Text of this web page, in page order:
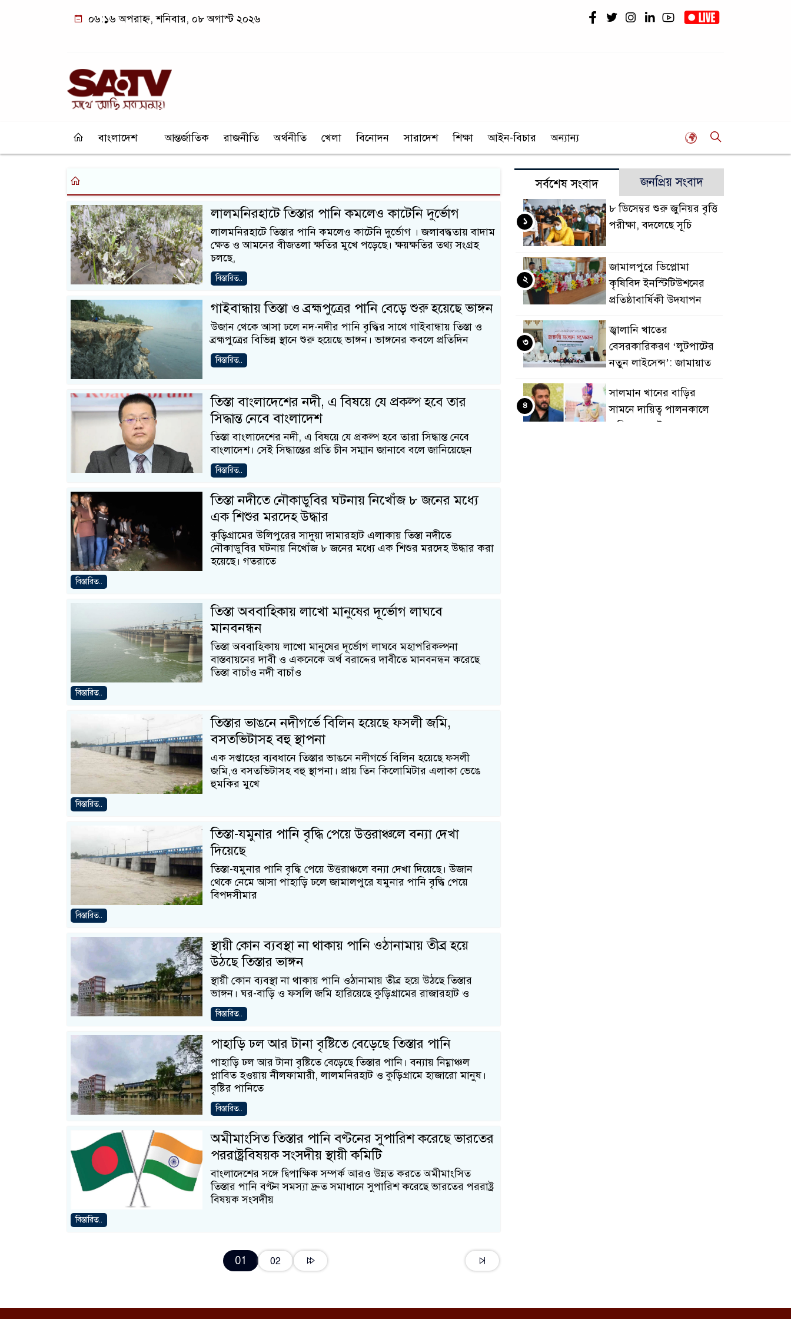
০৬:১৬ অপরাহ্ন, শনিবার, ০৮ অগাস্ট ২০২৬
বাংলাদেশ আন্তর্জাতিক রাজনীতি অর্থনীতি খেলা বিনোদন সারাদেশ শিক্ষা আইন-বিচার অন্যান্য
লালমনিরহাটে তিস্তার পানি কমলেও কাটেনি দুর্ভোগ
লালমনিরহাটে তিস্তার পানি কমলেও কাটেনি দুর্ভোগ । জলাবদ্ধতায় বাদাম
ক্ষেত ও আমনের বীজতলা ক্ষতির মুখে পড়েছে। ক্ষয়ক্ষতির তথ্য সংগ্রহ
চলছে,
বিস্তারিত..
গাইবান্ধায় তিস্তা ও ব্রহ্মপুত্রের পানি বেড়ে শুরু হয়েছে ভাঙ্গন
উজান থেকে আসা ঢলে নদ-নদীর পানি বৃদ্ধির সাথে গাইবান্ধায় তিস্তা ও
ব্রহ্মপুত্রের বিভিন্ন স্থানে শুরু হয়েছে ভাঙ্গন। ভাঙ্গনের কবলে প্রতিদিন
বিস্তারিত..
তিস্তা বাংলাদেশের নদী, এ বিষয়ে যে প্রকল্প হবে তার
সিদ্ধান্ত নেবে বাংলাদেশ
তিস্তা বাংলাদেশের নদী, এ বিষয়ে যে প্রকল্প হবে তারা সিদ্ধান্ত নেবে
বাংলাদেশ। সেই সিদ্ধান্তের প্রতি চীন সম্মান জানাবে বলে জানিয়েছেন
বিস্তারিত..
তিস্তা নদীতে নৌকাডুবির ঘটনায় নিখোঁজ ৮ জনের মধ্যে
এক শিশুর মরদেহ উদ্ধার
কুড়িগ্রামের উলিপুরের সাদুয়া দামারহাট এলাকায় তিস্তা নদীতে
নৌকাডুবির ঘটনায় নিখোঁজ ৮ জনের মধ্যে এক শিশুর মরদেহ উদ্ধার করা
হয়েছে। গতরাতে
বিস্তারিত..
তিস্তা অববাহিকায় লাখো মানুষের দূর্ভোগ লাঘবে
মানবনন্ধন
তিস্তা অববাহিকায় লাখো মানুষের দূর্ভোগ লাঘবে মহাপরিকল্পনা
বাস্তবায়নের দাবী ও একনেকে অর্থ বরাদ্দের দাবীতে মানবনন্ধন করেছে
তিস্তা বাচাঁও নদী বাচাঁও
বিস্তারিত..
তিস্তার ভাঙনে নদীগর্ভে বিলিন হয়েছে ফসলী জমি,
বসতভিটাসহ বহু স্থাপনা
এক সপ্তাহের ব্যবধানে তিস্তার ভাঙনে নদীগর্ভে বিলিন হয়েছে ফসলী
জমি,ও বসতভিটাসহ বহু স্থাপনা। প্রায় তিন কিলোমিটার এলাকা ভেঙে
হুমকির মুখে
বিস্তারিত..
তিস্তা-যমুনার পানি বৃদ্ধি পেয়ে উত্তরাঞ্চলে বন্যা দেখা
দিয়েছে
তিস্তা-যমুনার পানি বৃদ্ধি পেয়ে উত্তরাঞ্চলে বন্যা দেখা দিয়েছে। উজান
থেকে নেমে আসা পাহাড়ি ঢলে জামালপুরে যমুনার পানি বৃদ্ধি পেয়ে
বিপদসীমার
বিস্তারিত..
স্থায়ী কোন ব্যবস্থা না থাকায় পানি ওঠানামায় তীব্র হয়ে
উঠছে তিস্তার ভাঙ্গন
স্থায়ী কোন ব্যবস্থা না থাকায় পানি ওঠানামায় তীব্র হয়ে উঠছে তিস্তার
ভাঙ্গন। ঘর-বাড়ি ও ফসলি জমি হারিয়েছে কুড়িগ্রামের রাজারহাট ও
বিস্তারিত..
পাহাড়ি ঢল আর টানা বৃষ্টিতে বেড়েছে তিস্তার পানি
পাহাড়ি ঢল আর টানা বৃষ্টিতে বেড়েছে তিস্তার পানি। বন্যায় নিম্নাঞ্চল
প্লাবিত হওয়ায় নীলফামারী, লালমনিরহাট ও কুড়িগ্রামে হাজারো মানুষ।
বৃষ্টির পানিতে
বিস্তারিত..
অমীমাংসিত তিস্তার পানি বণ্টনের সুপারিশ করেছে ভারতের
পররাষ্ট্রবিষয়ক সংসদীয় স্থায়ী কমিটি
বাংলাদেশের সঙ্গে দ্বিপাক্ষিক সম্পর্ক আরও উন্নত করতে অমীমাংসিত
তিস্তার পানি বণ্টন সমস্যা দ্রুত সমাধানে সুপারিশ করেছে ভারতের পররাষ্ট্র
বিষয়ক সংসদীয়
বিস্তারিত..
01 02
সর্বশেষ সংবাদ জনপ্রিয় সংবাদ
৮ ডিসেম্বর শুরু জুনিয়র বৃত্তি
পরীক্ষা, বদলেছে সূচি
১
জামালপুরে ডিপ্লোমা
কৃষিবিদ ইনস্টিটিউশনের
প্রতিষ্ঠাবার্ষিকী উদযাপন
২
জ্বালানি খাতের
বেসরকারিকরণ ‘লুটপাটের
নতুন লাইসেন্স’: জামায়াত
৩
সালমান খানের বাড়ির
সামনে দায়িত্ব পালনকালে
পুলিশ কনস্টেবলের মৃত্যু
৪